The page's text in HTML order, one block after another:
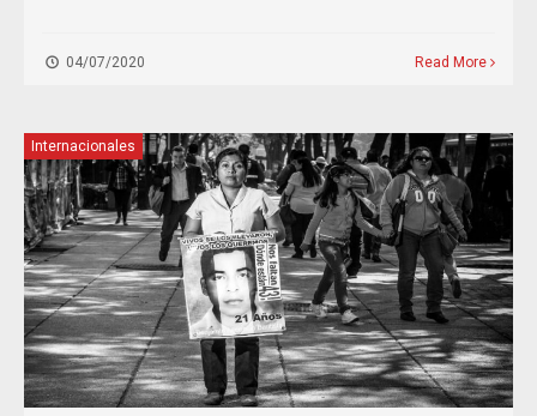
04/07/2020 Read More
Internacionales